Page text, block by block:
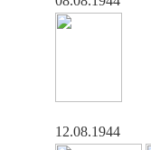
12.08.1944